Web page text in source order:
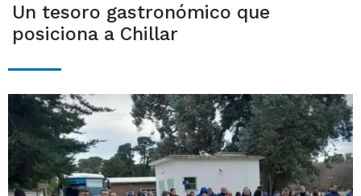
Un tesoro gastronómico que
posiciona a Chillar